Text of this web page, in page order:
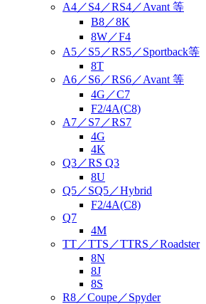
A4／S4／RS4／Avant 等
B8／8K
8W／F4
A5／S5／RS5／Sportback等
8T
A6／S6／RS6／Avant 等
4G／C7
F2/4A(C8)
A7／S7／RS7
4G
4K
Q3／RS Q3
8U
Q5／SQ5／Hybrid
F2/4A(C8)
Q7
4M
TT／TTS／TTRS／Roadster
8N
8J
8S
R8／Coupe／Spyder